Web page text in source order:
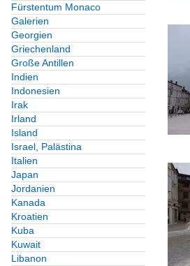
Fürstentum Monaco
Galerien
Georgien
Griechenland
Große Antillen
Indien
Indonesien
Irak
Irland
Island
Israel, Palästina
Italien
Japan
Jordanien
Kanada
Kroatien
Kuba
Kuwait
Libanon